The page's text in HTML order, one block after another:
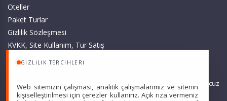
GIZLILIK TERCIHLERI
Web sitemizin çalışması, analitik çalışmalarımız ve sitenin
kişiselleştirilmesi için çerezler kullanırız. Açık rıza vermeniz
Oteller
Paket Turlar
Gizlilik Sözleşmesi
KVKK, Site Kullanım, Tur Satış
Sitemizde anılan tüm fiyatlar, geçerli kartlar ile tek ödemede, en ucuz
başlangıç fiyatlardır ve yeterli kontenjan olması durumunda